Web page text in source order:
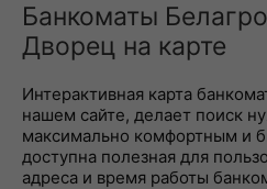
Банкоматы
Дворец на карте
Интерактивная карта
нашем сайте, делает поиск
максимально комфортным и
доступна полезная для
адреса и время работы